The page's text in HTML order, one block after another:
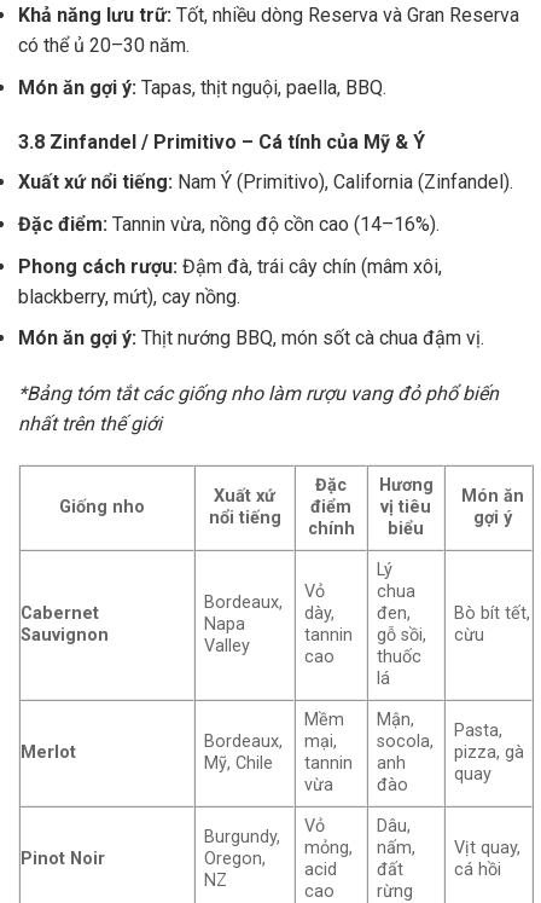
Khả năng lưu trữ: Tốt, nhiều dòng Reserva và Gran Reserva
có thể ủ 20–30 năm.
Món ăn gợi ý: Tapas, thịt nguội, paella, BBQ.
3.8 Zinfandel / Primitivo – Cá tính của Mỹ & Ý
Xuất xứ nổi tiếng: Nam Ý (Primitivo), California (Zinfandel).
Đặc điểm: Tannin vừa, nồng độ cồn cao (14–16%).
Phong cách rượu: Đậm đà, trái cây chín (mâm xôi,
blackberry, mứt), cay nồng.
Món ăn gợi ý: Thịt nướng BBQ, món sốt cà chua đậm vị.
*Bảng tóm tắt các giống nho làm rượu vang đỏ phổ biến
nhất trên thế giới
Giống nho
Xuất xứ
nổi tiếng
Đặc
điểm
chính
Hương
vị tiêu
biểu
Món ăn
gợi ý
Cabernet
Sauvignon
Bordeaux,
Napa
Valley
Vỏ
dày,
tannin
cao
Lý
chua
đen,
gỗ sồi,
thuốc
lá
Bò bít tết,
cừu
Merlot
Bordeaux,
Mỹ, Chile
Mềm
mại,
tannin
vừa
Mận,
socola,
anh
đào
Pasta,
pizza, gà
quay
Pinot Noir
Burgundy,
Oregon,
NZ
Vỏ
mỏng,
acid
cao
Dâu,
nấm,
đất
rừng
Vịt quay,
cá hồi